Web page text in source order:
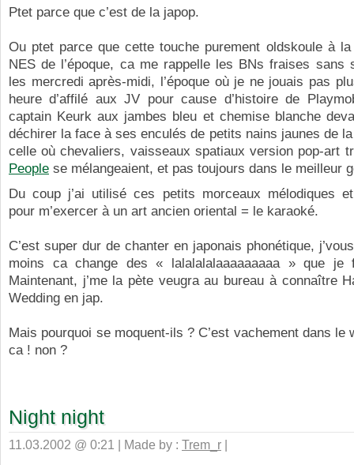
Ptet parce que c’est de la japop.
Ou ptet parce que cette touche purement oldskoule à
NES de l’époque, ca me rappelle les BNs fraises sans
les mercredi après-midi, l’époque où je ne jouais pas
heure d’affilé aux JV pour cause d’histoire de
captain Keurk aux jambes bleu et chemise blanche
déchirer la face à ses enculés de petits nains jaunes de
celle où chevaliers, vaisseaux spatiaux version pop-art
People se mélangeaient, et pas toujours dans le meilleur
Du coup j’ai utilisé ces petits morceaux mélodiques
pour m’exercer à un art ancien oriental = le karaoké.
C’est super dur de chanter en japonais phonétique,
moins ca change des « lalalalalaaaaaaaaa » que je
Maintenant, j’me la pète veugra au bureau à connaître
Wedding en jap.
Mais pourquoi se moquent-ils ? C’est vachement dans le
ca ! non ?
Night night
11.03.2002 @ 0:21 | Made by : Trem_r |